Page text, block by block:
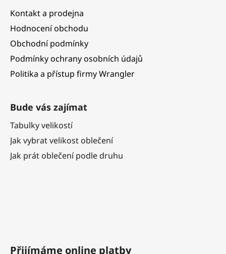
Kontakt a prodejna
Hodnocení obchodu
Obchodní podmínky
Podmínky ochrany osobních údajů
Politika a přístup firmy Wrangler
Bude vás zajímat
Tabulky velikostí
Jak vybrat velikost oblečení
Jak prát oblečení podle druhu
Přijímáme online platby